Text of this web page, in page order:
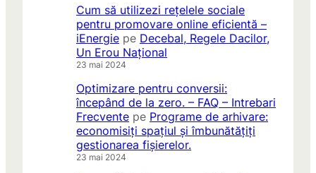
Cum să utilizezi rețelele sociale
pentru promovare online eficientă –
iEnergie pe Decebal, Regele Dacilor,
Un Erou Național
23 mai 2024
Optimizare pentru conversii:
începând de la zero. – FAQ – Intrebari
Frecvente pe Programe de arhivare:
economisiți spațiul și îmbunătățiți
gestionarea fișierelor.
23 mai 2024